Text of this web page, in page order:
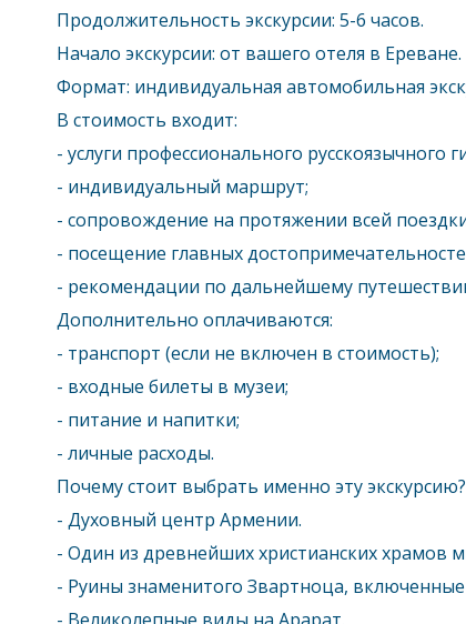
Продолжительность экскурсии: 5-6 часов.
Начало экскурсии: от вашего отеля в Ереване.
Формат: индивидуальная автомобильная
В стоимость входит:
- услуги профессионального русскоязычного
- индивидуальный маршрут;
- сопровождение на протяжении всей
- посещение главных
- рекомендации по дальнейшему
Дополнительно оплачиваются:
- транспорт (если не включен в стоимость);
- входные билеты в музеи;
- питание и напитки;
- личные расходы.
Почему стоит выбрать именно эту экскурсию?
- Духовный центр Армении.
- Один из древнейших христианских храмов
- Руины знаменитого Звартноца,